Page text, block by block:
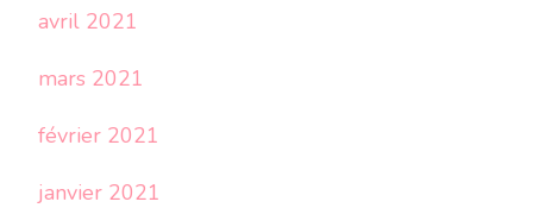
avril 2021
mars 2021
février 2021
janvier 2021